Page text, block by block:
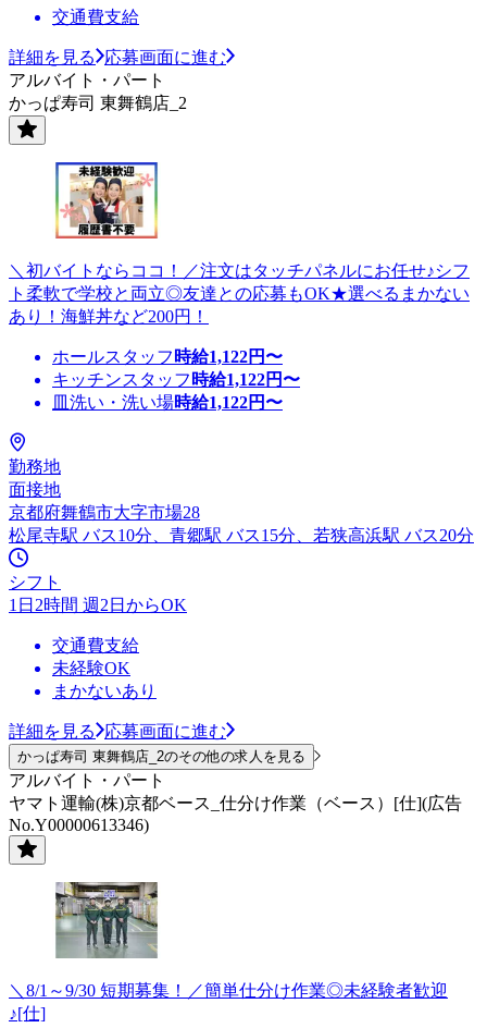
交通費支給
詳細を見る
応募画面に進む
アルバイト・パート
かっぱ寿司 東舞鶴店_2
＼初バイトならココ！／注文はタッチパネルにお任せ♪シフ
ト柔軟で学校と両立◎友達との応募もOK★選べるまかない
あり！海鮮丼など200円！
ホールスタッフ 時給1,122円〜
キッチンスタッフ 時給1,122円〜
皿洗い・洗い場時給1,122円〜
勤務地
面接地
京都府舞鶴市大字市場28
松尾寺駅 バス10分、青郷駅 バス15分、若狭高浜駅 バス20分
シフト
1日2時間 週2日からOK
交通費支給
未経験OK
まかないあり
詳細を見る 応募画面に進む
かっぱ寿司 東舞鶴店_2のその他の求人を見る
アルバイト・パート
ヤマト運輸(株)京都ベース_仕分け作業（ベース）[仕](広告
No.Y00000613346)
＼8/1～9/30 短期募集！／簡単仕分け作業◎未経験者歓迎
♪[仕]